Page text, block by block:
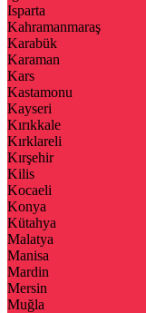
Isparta
Kahramanmaraş
Karabük
Karaman
Kars
Kastamonu
Kayseri
Kırıkkale
Kırklareli
Kırşehir
Kilis
Kocaeli
Konya
Kütahya
Malatya
Manisa
Mardin
Mersin
Muğla